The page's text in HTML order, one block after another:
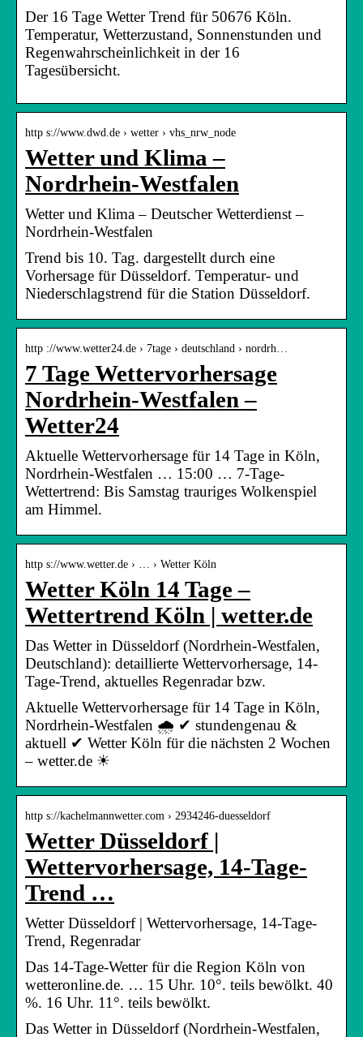
Der 16 Tage Wetter Trend für 50676 Köln.
Temperatur, Wetterzustand, Sonnenstunden und
Regenwahrscheinlichkeit in der 16
Tagesübersicht.
http s://www.dwd.de › wetter › vhs_nrw_node
Wetter und Klima –
Nordrhein-Westfalen
Wetter und Klima – Deutscher Wetterdienst –
Nordrhein-Westfalen
Trend bis 10. Tag. dargestellt durch eine
Vorhersage für Düsseldorf. Temperatur- und
Niederschlagstrend für die Station Düsseldorf.
http ://www.wetter24.de › 7tage › deutschland › nordrh…
7 Tage Wettervorhersage
Nordrhein-Westfalen –
Wetter24
Aktuelle Wettervorhersage für 14 Tage in Köln,
Nordrhein-Westfalen … 15:00 … 7-Tage-
Wettertrend: Bis Samstag trauriges Wolkenspiel
am Himmel.
http s://www.wetter.de › … › Wetter Köln
Wetter Köln 14 Tage –
Wettertrend Köln | wetter.de
Das Wetter in Düsseldorf (Nordrhein-Westfalen,
Deutschland): detaillierte Wettervorhersage, 14-
Tage-Trend, aktuelles Regenradar bzw.
Aktuelle Wettervorhersage für 14 Tage in Köln,
Nordrhein-Westfalen 🌧️ ✔ stundengenau &
aktuell ✔ Wetter Köln für die nächsten 2 Wochen
– wetter.de ☀
http s://kachelmannwetter.com › 2934246-duesseldorf
Wetter Düsseldorf |
Wettervorhersage, 14-Tage-
Trend …
Wetter Düsseldorf | Wettervorhersage, 14-Tage-
Trend, Regenradar
Das 14-Tage-Wetter für die Region Köln von
wetteronline.de. … 15 Uhr. 10°. teils bewölkt. 40
%. 16 Uhr. 11°. teils bewölkt.
Das Wetter in Düsseldorf (Nordrhein-Westfalen,